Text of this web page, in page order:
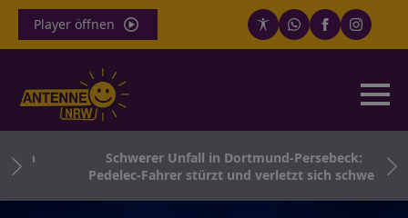
Player öffnen
Schwerer Unfall in Dortmund-Persebeck:
Pedelec-Fahrer stürzt und verletzt sich schwer